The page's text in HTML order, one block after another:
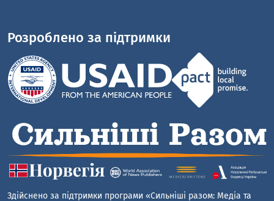
Розроблено за підтримки
Здійснено за підтримки програми «Сильніші разом: Медіа та